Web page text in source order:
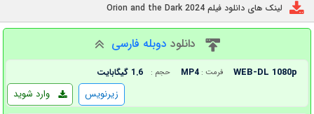
لینک های دانلود فیلم Orion and the Dark 2024
دانلود دوبله فارسی
WEB-DL 1080p فرمت : MP4 حجم : 1.6 گیگابایت
وارد شوید زیرنویس